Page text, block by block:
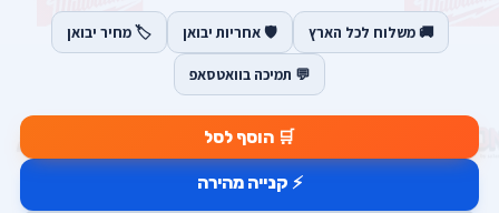
🚚 משלוח לכל הארץ 🛡️ אחריות יבואן 🏷️ מחיר יבואן
💬 תמיכה בוואטסאפ
🛒 הוסף לסל
⚡ קנייה מהירה